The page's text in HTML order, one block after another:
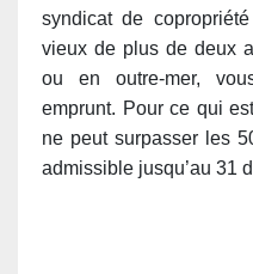
syndicat de
vieux de plus de deux
ou en outre-mer,
emprunt. Pour ce qui
ne peut surpasser les
admissible jusqu’au 31